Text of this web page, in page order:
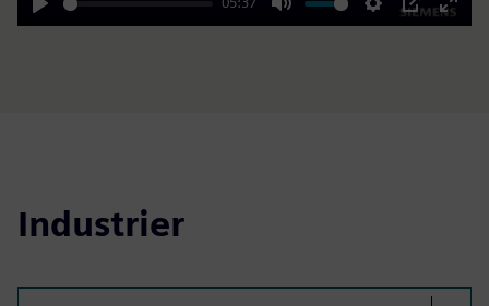
Play Mute Settings
PIP
Enter
Industrier